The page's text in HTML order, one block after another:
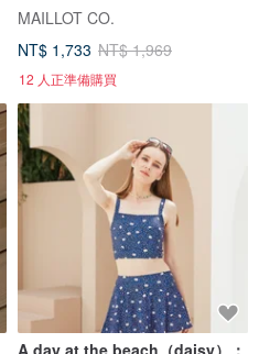
MAILLOT CO.
NT$ 1,733 NT$ 1,969
12 人正準備購買